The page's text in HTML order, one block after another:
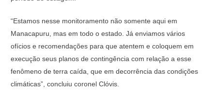
“Estamos nesse monitoramento não somente aqui em
Manacapuru, mas em todo o estado. Já enviamos vários
ofícios e recomendações para que atentem e coloquem em
execução seus planos de contingência com relação a esse
fenômeno de terra caída, que em decorrência das condições
climáticas”, concluiu coronel Clóvis.